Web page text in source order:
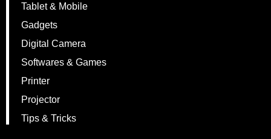
Tablet & Mobile
Gadgets
Digital Camera
Softwares & Games
Printer
Projector
Tips & Tricks